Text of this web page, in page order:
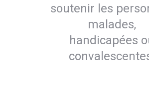
soutenir les
malades,
handicapées